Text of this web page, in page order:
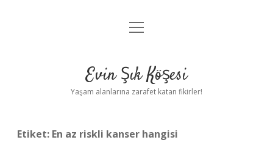
Anasayfa
Yasal Uyarı
menüyü
Evin Şık Köşesi
Yaşam alanlarına zarafet katan fikirler!
Etiket: En az riskli kanser hangisi